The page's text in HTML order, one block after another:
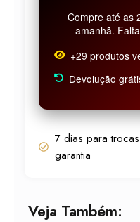
Compre até as
amanhã.
+29 produtos
Devolução
7 dias para
garantia
Veja Também: